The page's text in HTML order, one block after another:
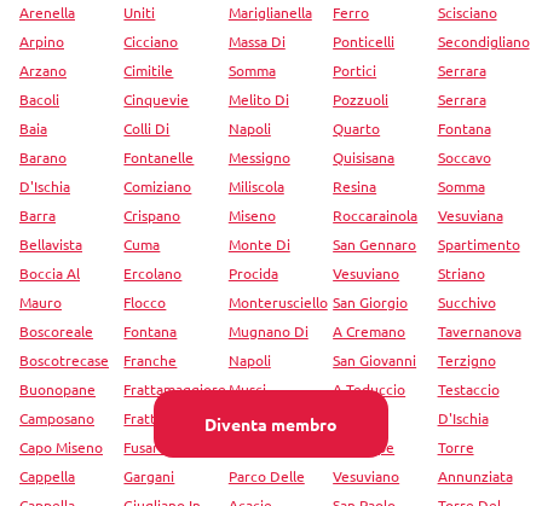
Diventa membro
Arenella
Arpino
Arzano
Bacoli
Baia
Barano
D'Ischia
Barra
Bellavista
Boccia Al
Mauro
Boscoreale
Boscotrecase
Buonopane
Camposano
Capo Miseno
Cappella
Uniti
Cicciano
Cimitile
Cinquevie
Colli Di
Fontanelle
Comiziano
Crispano
Cuma
Ercolano
Flocco
Fontana
Franche
Frattamaggiore
Frattaminore
Fusaro
Gargani
Mariglianella
Massa Di
Somma
Melito Di
Napoli
Messigno
Miliscola
Miseno
Monte Di
Procida
Monterusciello
Mugnano Di
Napoli
Musci
Napoli
Parco Delle
Ferro
Ponticelli
Portici
Pozzuoli
Quarto
Quisisana
Resina
Roccarainola
San Gennaro
Vesuviano
San Giorgio
A Cremano
San Giovanni
A Teduccio
Giuseppe
Vesuviano
Scisciano
Secondigliano
Serrara
Serrara
Fontana
Soccavo
Somma
Vesuviana
Spartimento
Striano
Succhivo
Tavernanova
Terzigno
Testaccio
D'Ischia
Torre
Annunziata